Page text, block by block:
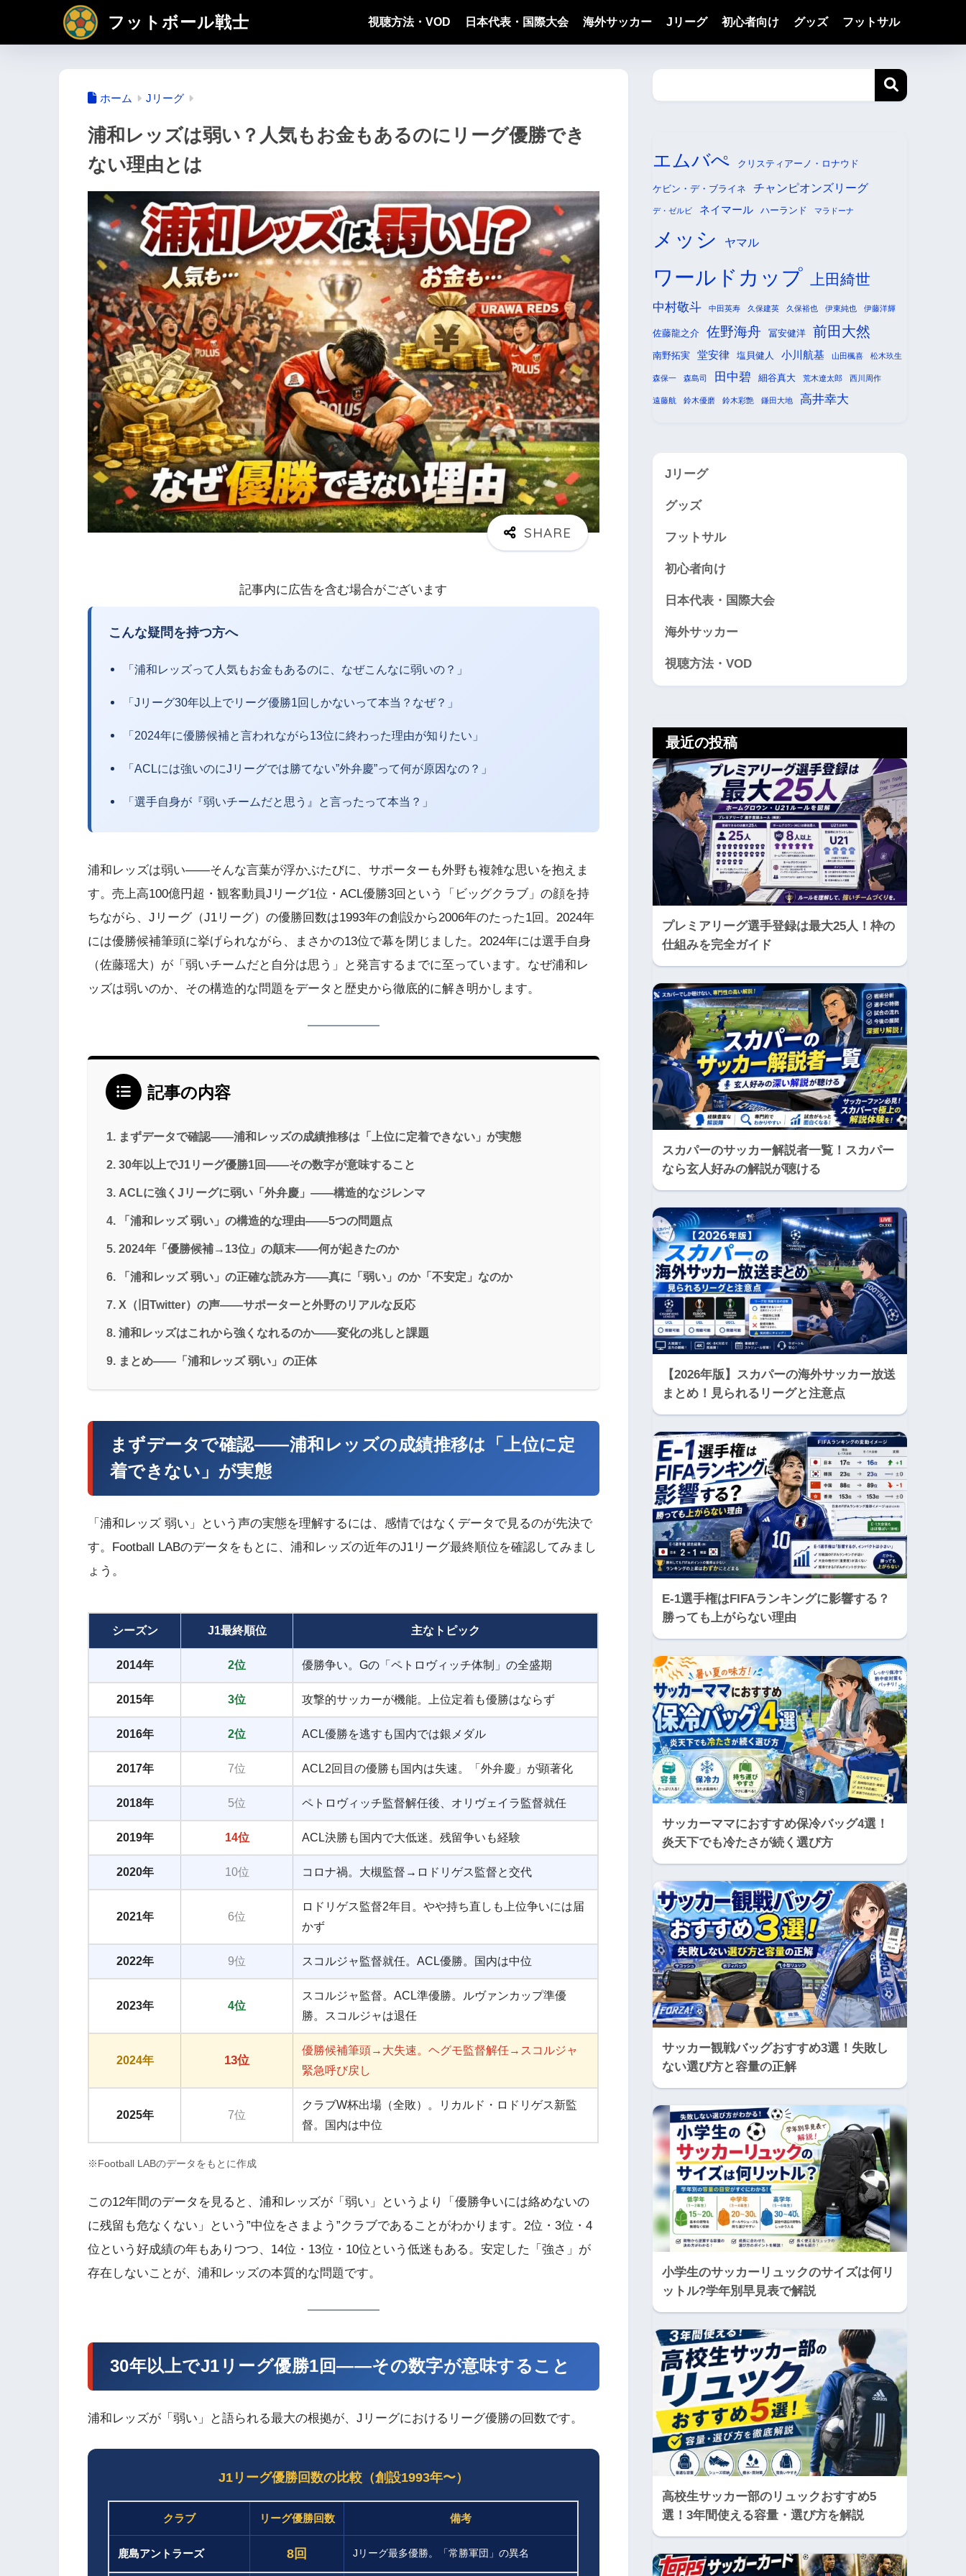
フットボール戦士 視聴方法・VOD 日本代表・国際大会 海外サッカー Jリーグ 初心者向け グッズ フットサル
ホーム Jリーグ
浦和レッズは弱い？人気もお金もあるのにリーグ優勝でき
ない理由とは
記事内に広告を含む場合がございます
こんな疑問を持つ方へ
「浦和レッズって人気もお金もあるのに、なぜこんなに弱いの？」
「Jリーグ30年以上でリーグ優勝1回しかないって本当？なぜ？」
「2024年に優勝候補と言われながら13位に終わった理由が知りたい」
「ACLには強いのにJリーグでは勝てない”外弁慶”って何が原因なの？」
「選手自身が『弱いチームだと思う』と言ったって本当？」
浦和レッズは弱い——そんな言葉が浮かぶたびに、サポーターも外野も複雑な思いを抱えま
す。売上高100億円超・観客動員Jリーグ1位・ACL優勝3回という「ビッグクラブ」の顔を持
ちながら、Jリーグ（J1リーグ）の優勝回数は1993年の創設から2006年のたった1回。2024年
には優勝候補筆頭に挙げられながら、まさかの13位で幕を閉じました。2024年には選手自身
（佐藤瑶大）が「弱いチームだと自分は思う」と発言するまでに至っています。なぜ浦和レ
ッズは弱いのか、その構造的な問題をデータと歴史から徹底的に解き明かします。
記事の内容
まずデータで確認——浦和レッズの成績推移は「上位に定着できない」が実態
30年以上でJ1リーグ優勝1回——その数字が意味すること
ACLに強くJリーグに弱い「外弁慶」——構造的なジレンマ
「浦和レッズ 弱い」の構造的な理由——5つの問題点
2024年「優勝候補→13位」の顛末——何が起きたのか
「浦和レッズ 弱い」の正確な読み方——真に「弱い」のか「不安定」なのか
X（旧Twitter）の声——サポーターと外野のリアルな反応
浦和レッズはこれから強くなれるのか——変化の兆しと課題
まとめ——「浦和レッズ 弱い」の正体
まずデータで確認——浦和レッズの成績推移は「上位に定
着できない」が実態
「浦和レッズ 弱い」という声の実態を理解するには、感情ではなくデータで見るのが先決で
す。Football LABのデータをもとに、浦和レッズの近年のJ1リーグ最終順位を確認してみまし
ょう。
シーズン J1最終順位 主なトピック
2014年 2位 優勝争い。Gの「ペトロヴィッチ体制」の全盛期
2015年 3位 攻撃的サッカーが機能。上位定着も優勝はならず
2016年 2位 ACL優勝を逃すも国内では銀メダル
2017年 7位 ACL2回目の優勝も国内は失速。「外弁慶」が顕著化
2018年 5位 ペトロヴィッチ監督解任後、オリヴェイラ監督就任
2019年 14位 ACL決勝も国内で大低迷。残留争いも経験
2020年 10位 コロナ禍。大槻監督→ロドリゲス監督と交代
2021年 6位
ロドリゲス監督2年目。やや持ち直しも上位争いには届
かず
2022年 9位 スコルジャ監督就任。ACL優勝。国内は中位
2023年 4位
スコルジャ監督。ACL準優勝。ルヴァンカップ準優
勝。スコルジャは退任
2024年 13位
優勝候補筆頭→大失速。ヘグモ監督解任→スコルジャ
緊急呼び戻し
2025年 7位
クラブW杯出場（全敗）。リカルド・ロドリゲス新監
督。国内は中位
※Football LABのデータをもとに作成
この12年間のデータを見ると、浦和レッズが「弱い」というより「優勝争いには絡めないの
に残留も危なくない」という”中位をさまよう”クラブであることがわかります。2位・3位・4
位という好成績の年もありつつ、14位・13位・10位という低迷もある。安定した「強さ」が
存在しないことが、浦和レッズの本質的な問題です。
30年以上でJ1リーグ優勝1回——その数字が意味すること
浦和レッズが「弱い」と語られる最大の根拠が、Jリーグにおけるリーグ優勝の回数です。
J1リーグ優勝回数の比較（創設1993年〜）
クラブ リーグ優勝回数 備考
鹿島アントラーズ 8回 Jリーグ最多優勝。「常勝軍団」の異名
エムバぺ クリスティアーノ・ロナウド
ケビン・デ・ブライネ チャンピオンズリーグ
デ・ゼルビ ネイマール ハーランド マラドーナ
メッシ ヤマル
ワールドカップ 上田綺世
中村敬斗 中田英寿 久保建英 久保裕也 伊東純也 伊藤洋輝
佐藤龍之介 佐野海舟 冨安健洋 前田大然
南野拓実 堂安律 塩貝健人 小川航基 山田楓喜 松木玖生
森保一 森島司 田中碧 細谷真大 荒木遼太郎 西川周作
遠藤航 鈴木優磨 鈴木彩艶 鎌田大地 高井幸大
Jリーグ
グッズ
フットサル
初心者向け
日本代表・国際大会
海外サッカー
視聴方法・VOD
最近の投稿
プレミアリーグ選手登録は最大25人！枠の
仕組みを完全ガイド
スカパーのサッカー解説者一覧！スカパー
なら玄人好みの解説が聴ける
【2026年版】スカパーの海外サッカー放送
まとめ！見られるリーグと注意点
E-1選手権はFIFAランキングに影響する？
勝っても上がらない理由
サッカーママにおすすめ保冷バッグ4選！
炎天下でも冷たさが続く選び方
サッカー観戦バッグおすすめ3選！失敗し
ない選び方と容量の正解
小学生のサッカーリュックのサイズは何リ
ットル?学年別早見表で解説
高校生サッカー部のリュックおすすめ5
選！3年間使える容量・選び方を解説